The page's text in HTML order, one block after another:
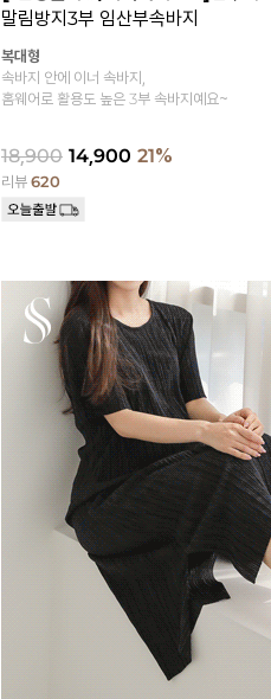
말림방지3부 임산부속바지
복대형
속바지 안에 이너 속바지,
홈웨어로 활용도 높은 3부 속바지예요~
18,900 14,900 21%
리뷰 620